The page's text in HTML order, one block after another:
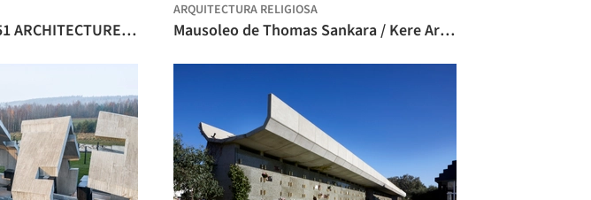
Tumba Shafagh / 35-51 ARCHITECTURE Office
ARQUITECTURA RELIGIOSA
Mausoleo de Thomas Sankara / Kere Architecture